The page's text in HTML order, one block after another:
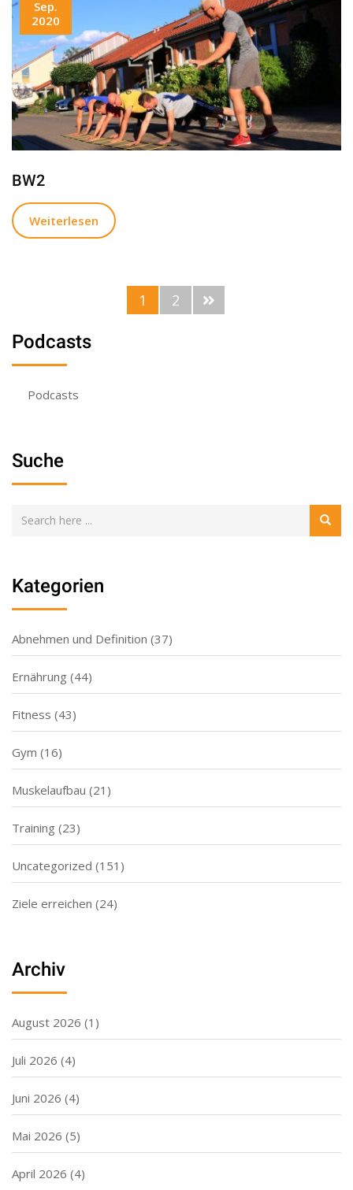
Sep.
2020
BW2
Weiterlesen
1 2
Podcasts
Podcasts
Suche
Kategorien
Abnehmen und Definition (37)
Ernährung (44)
Fitness (43)
Gym (16)
Muskelaufbau (21)
Training (23)
Uncategorized (151)
Ziele erreichen (24)
Archiv
August 2026 (1)
Juli 2026 (4)
Juni 2026 (4)
Mai 2026 (5)
April 2026 (4)